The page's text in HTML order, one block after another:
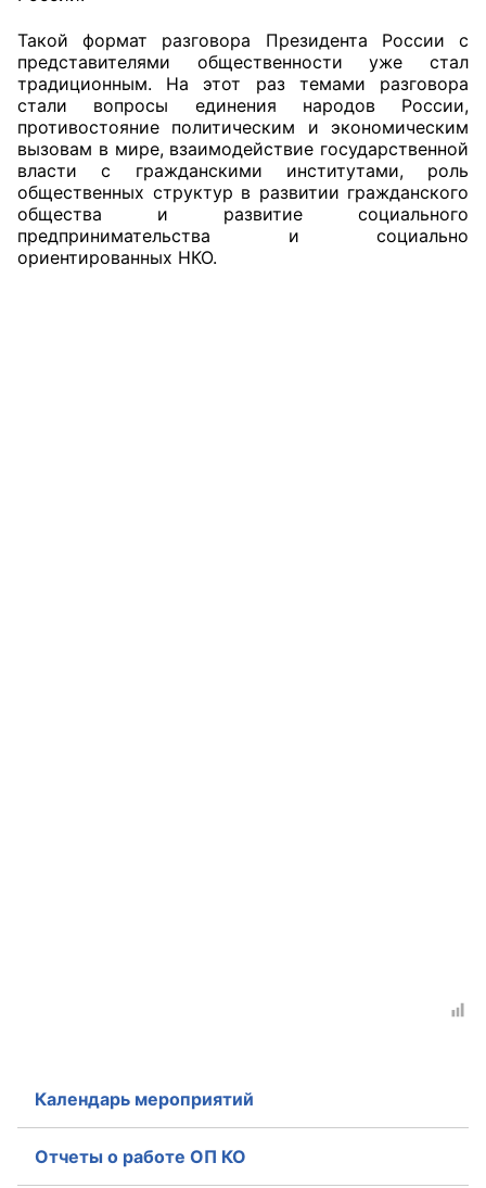
Документы ОП КО
Регламент ОП КО
Кодекс этики ОП КО
Положения
Соглашения
Такой формат разговора Президента России с
представителями общественности уже стал
традиционным. На этот раз темами разговора
стали вопросы единения народов России,
противостояние политическим и экономическим
вызовам в мире, взаимодействие государственной
власти с гражданскими институтами, роль
общественных структур в развитии гражданского
общества и развитие социального
предпринимательства и социально
ориентированных НКО.
Календарь мероприятий
Отчеты о работе ОП КО